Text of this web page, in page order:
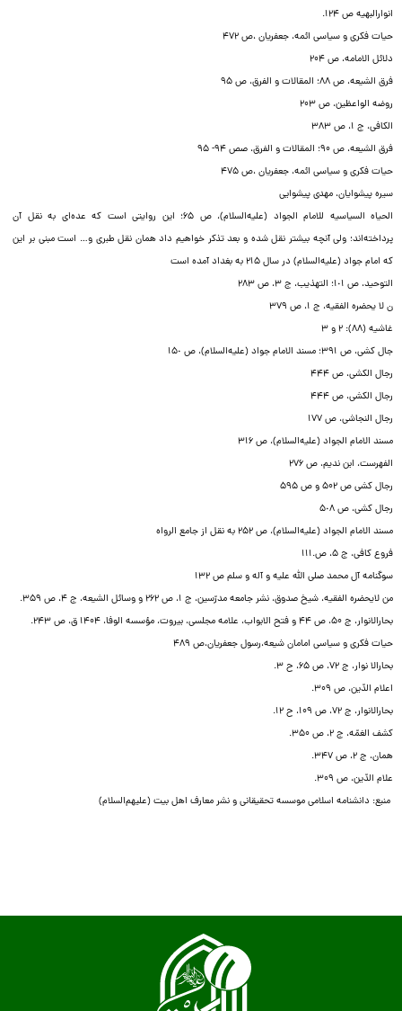
انوارالبهیه ص ۱۲۴.
حیات فکرى و سیاسى ائمه، جعفریان ،ص ۴۷۲
دلائل الامامه، ص ۲۰۴
فرق الشیعه، ص ۸۸؛ المقالات و الفرق، ص ۹۵
روضه الواعظین، ص ۲۰۳
الکافى، ج ۱، ص ۳۸۳
فرق الشیعه، ص ۹۰؛ المقالات و الفرق، صص ۹۴- ۹۵
حیات فکرى و سیاسى ائمه، جعفریان ،ص ۴۷۵
سیره پیشوایان، مهدی پیشوایی
الحیاه السیاسیه للامام الجواد (علیه‌السلام)، ص ۶۵؛ این روایتى است که عده‌اى به نقل آن
پرداخته‌اند؛ ولى آنچه بیشتر نقل شده و بعد تذکر خواهیم داد همان نقل طبرى و… است مبنى بر این
که امام جواد (علیه‌السلام) در سال ۲۱۵ به بغداد آمده است‌
التوحید، ص ١٠١؛ التهذیب، ج ٣، ص ٢٨٣
ن لا یحضره الفقیه، ج ١، ص ٣٧٩
غاشیه (٨٨): ٢ و ٣
جال کشى، ص ٣٩١؛ مسند الامام جواد (علیه‌السلام)، ص ١۵٠
رجال الکشى، ص ۴۴۴
رجال الکشى، ص ۴۴۴
رجال النجاشى، ص ١٧٧
مسند الامام الجواد (علیه‌السلام)، ص ٣١۶
الفهرست، ابن ندیم، ص ٢٧۶
رجال کشى ص ۵۰۲ و ص ۵۹۵
رجال کشى، ص ۵٠٨
مسند الامام الجواد (علیه‌السلام)، ص ٢۵٢ به نقل از جامع الرواه
فروع کافى، ج ۵، ص.۱۱۱
سوگنامه آل محمد صلى الله علیه و آله و سلم ص ۱۳۲
من لایحضره الفقیه، شیخ صدوق، نشر جامعه مدرّسین، ج ۱، ص ۲۶۲ و وسائل الشیعه، ج ۴، ص ۳۵۹.
بحارالانوار، ج ۵۰، ص ۴۴ و فتح الابواب، علامه مجلسی، بیروت، مؤسسه الوفا، ۱۴۰۴ ق، ص ۲۴۳.
حیات فکری و سیاسی امامان شیعه،رسول جعفریان،ص ۴۸۹
بحارالا نوار، ج ۷۲، ص ۶۵، ح ۳.
اعلام الدّین، ص ۳۰۹.
بحارالانوار، ج ۷۲، ص ۱۰۹، ح ۱۲.
کشف الغمّه، ج ۲، ص ۳۵۰.
همان، ج ۲، ص ۳۴۷.
علام الدّین، ص ۳۰۹.
منبع: دانشنامه اسلامی موسسه تحقیقانی و نشر معارف اهل بیت (علیهم‌السلام)